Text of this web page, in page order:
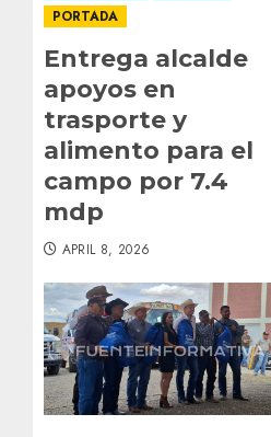
PORTADA
Entrega alcalde
apoyos en
trasporte y
alimento para el
campo por 7.4
mdp
APRIL 8, 2026